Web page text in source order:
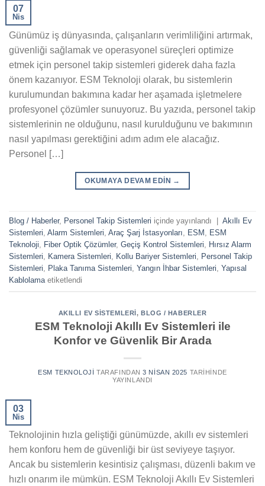
07
Nis
Günümüz iş dünyasında, çalışanların verimliliğini artırmak,
güvenliği sağlamak ve operasyonel süreçleri optimize
etmek için personel takip sistemleri giderek daha fazla
önem kazanıyor. ESM Teknoloji olarak, bu sistemlerin
kurulumundan bakımına kadar her aşamada işletmelere
profesyonel çözümler sunuyoruz. Bu yazıda, personel takip
sistemlerinin ne olduğunu, nasıl kurulduğunu ve bakımının
nasıl yapılması gerektiğini adım adım ele alacağız.
Personel […]
OKUMAYA DEVAM EDIN →
Blog / Haberler, Personel Takip Sistemleri içinde yayınlandı
Akıllı Ev
Sistemleri Alarm Sistemleri Araç Şarj İstasyonları ESM
ESM
Teknoloji
Fiber Optik Çözümler, Geçiş Kontrol Sistemleri
Hırsız Alarm
Sistemleri
Kamera Sistemleri Kollu Bariyer Sistemleri
Personel Takip
Sistemleri
Plaka Tanıma Sistemleri Yangın İhbar Sistemleri Yapısal
Kablolama etiketlendi
AKILLI EV SISTEMLERI, BLOG / HABERLER
ESM Teknoloji Akıllı Ev Sistemleri ile
Konfor ve Güvenlik Bir Arada
ESM TEKNOLOJI TARAFINDAN 3 NISAN 2025 TARIHINDE
YAYINLANDI
03
Nis
Teknolojinin hızla geliştiği günümüzde, akıllı ev sistemleri
hem konforu hem de güvenliği bir üst seviyeye taşıyor.
Ancak bu sistemlerin kesintisiz çalışması, düzenli bakım ve
hızlı onarım ile mümkün. ESM Teknoloji Akıllı Ev Sistemleri